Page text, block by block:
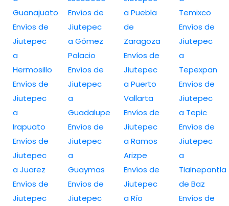
Guanajuato
Envíos de
Jiutepec
a
Hermosillo
Envíos de
Jiutepec
a
Irapuato
Envíos de
Jiutepec
a Juarez
Envíos de
Jiutepec
Envíos de
Jiutepec
a Gómez
Palacio
Envíos de
Jiutepec
a
Guadalupe
Envíos de
Jiutepec
a
Guaymas
Envíos de
Jiutepec
a Puebla
de
Zaragoza
Envíos de
Jiutepec
a Puerto
Vallarta
Envíos de
Jiutepec
a Ramos
Arizpe
Envíos de
Jiutepec
a Río
Temixco
Envíos de
Jiutepec
a
Tepexpan
Envíos de
Jiutepec
a Tepic
Envíos de
Jiutepec
a
Tlalnepantla
de Baz
Envíos de